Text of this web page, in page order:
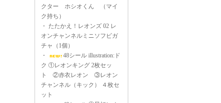
クター ホシオくん （マイ
ク持ち）
・ たたかえ！レオンズ 02 レ
オンチャンネルミニソフビガ
チャ（1個）
・
48シール illustration:ド
ク ①レオンキング 2枚セッ
ト ②赤衣レオン ③レオン
チャンネル（キック） ４枚セ
ット